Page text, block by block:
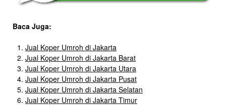
Baca Juga:
Jual Koper Umroh di Jakarta
Jual Koper Umroh di Jakarta Barat
Jual Koper Umroh di Jakarta Utara
Jual Koper Umroh di Jakarta Pusat
Jual Koper Umroh di Jakarta Selatan
Jual Koper Umroh di Jakarta Timur